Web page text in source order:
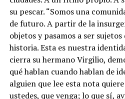
su pescar. “Somos una
de futuro. A partir de la
objetos y pasamos a ser
historia. Esta es nuestra
cierra su hermano Virgilio,
qué hablan cuando hablan de
alguien que lee esta nota
ustedes, que venga; lo que sí,